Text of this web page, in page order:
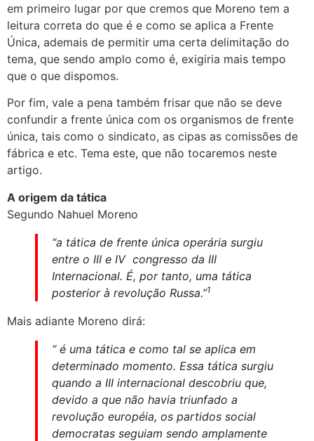
em primeiro lugar por que cremos que Moreno tem a
leitura correta do que é e como se aplica a Frente
Única, ademais de permitir uma certa delimitação do
tema, que sendo amplo como é, exigiria mais tempo
que o que dispomos.
Por fim, vale a pena também frisar que não se deve
confundir a frente única com os organismos de frente
única, tais como o sindicato, as cipas as comissões de
fábrica e etc. Tema este, que não tocaremos neste
artigo.
A origem da tática
Segundo Nahuel Moreno
“a tática de frente única operária surgiu
entre o III e IV congresso da III
Internacional. É, por tanto, uma tática
posterior à revolução Russa.”1
Mais adiante Moreno dirá:
“ é uma tática e como tal se aplica em
determinado momento. Essa tática surgiu
quando a III internacional descobriu que,
devido a que não havia triunfado a
revolução européia, os partidos social
democratas seguiam sendo amplamente